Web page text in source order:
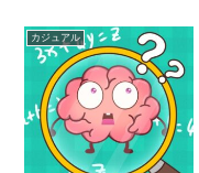
カジュアル